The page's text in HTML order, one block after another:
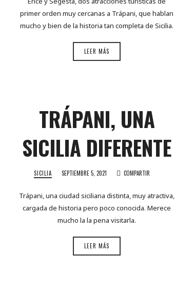
primer orden muy cercanas a Trápani, que hablan
mucho y bien de la historia tan completa de Sicilia.
LEER MÁS
TRÁPANI, UNA
SICILIA DIFERENTE
SICILIA SEPTIEMBRE 5, 2021 COMPARTIR
Trápani, una ciudad siciliana distinta, muy atractiva,
cargada de historia pero poco conocida. Merece
mucho la la pena visitarla.
LEER MÁS